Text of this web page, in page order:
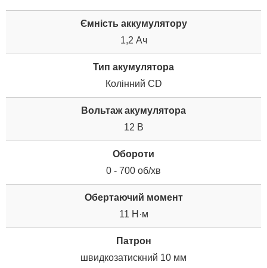
Ємність аккумулятору
1,2 Ач
Тип акумулятора
Колінний CD
Вольтаж акумулятора
12 В
Обороти
0 - 700 об/хв
Обертаючий момент
11 Н·м
Патрон
швидкозатискний 10 мм